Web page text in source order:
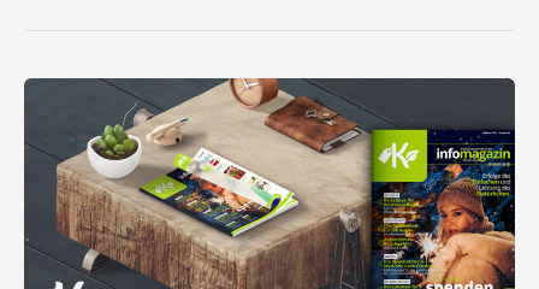
«infomagazin»
Ausgabe
Winter
2023